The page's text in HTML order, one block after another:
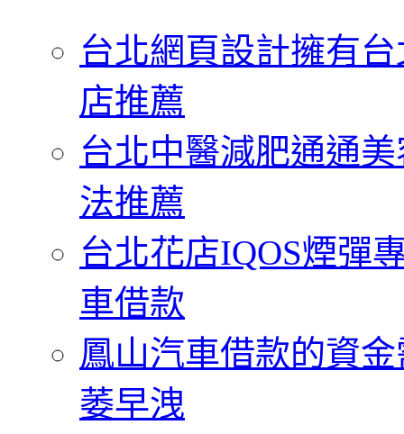
台北網頁設計擁有
店推薦
台北中醫減肥通通
法推薦
台北花店IQOS煙彈
車借款
鳳山汽車借款的資
萎早洩